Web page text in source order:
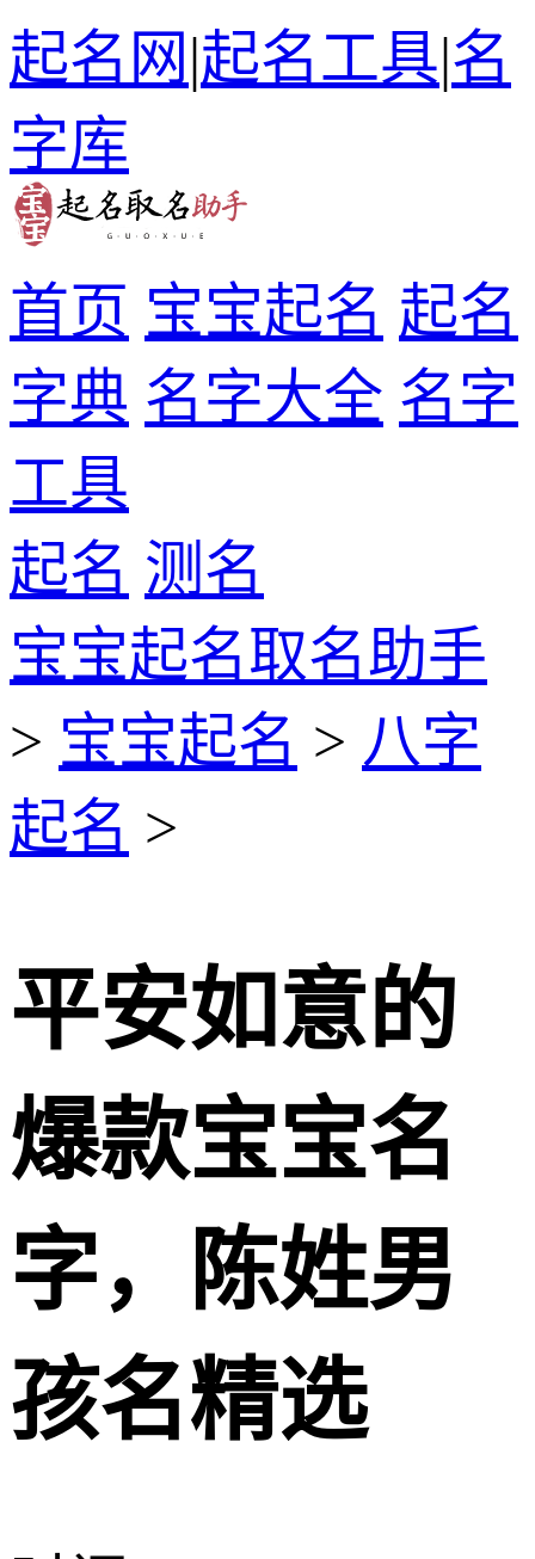
起名网|起名工具|名
字库
首页 宝宝起名 起名
字典 名字大全 名字
工具
起名 测名
宝宝起名取名助手
> 宝宝起名 > 八字
起名 >
平安如意的
爆款宝宝名
字，陈姓男
孩名精选